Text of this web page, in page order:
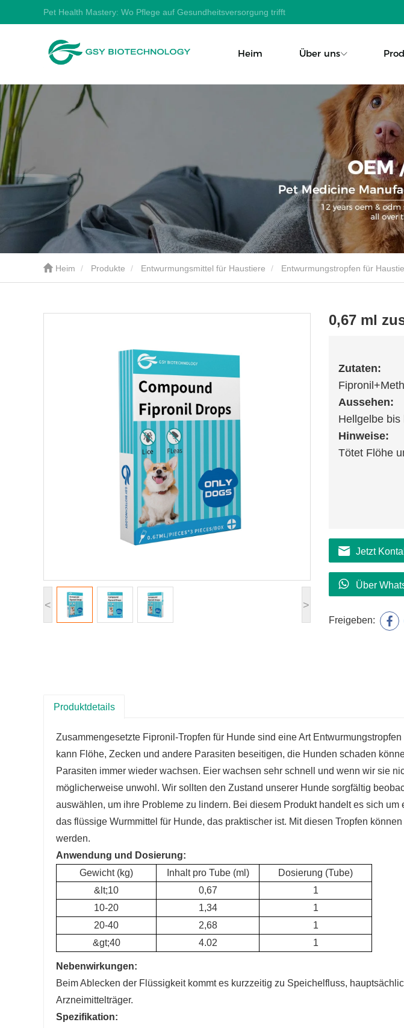
Pet Health Mastery: Wo Pflege auf Gesundheitsversorgung trifft
Heim Über uns
Heim Produkte Entwurmungsmittel für Haustiere Entwurmungstropfen für
< >
0,67 ml
Zutaten:
Aussehen:
Hellgelbe bis
Hinweise:
Tötet Flöhe
Jetzt
Über
Freigeben:
Produktdetails
Zusammengesetzte Fipronil-Tropfen für Hunde sind eine Art
kann Flöhe, Zecken und andere Parasiten beseitigen, die Hunden schaden
Parasiten immer wieder wachsen. Eier wachsen sehr schnell und wenn wir sie
möglicherweise unwohl. Wir sollten den Zustand unserer Hunde sorgfältig
auswählen, um ihre Probleme zu lindern. Bei diesem Produkt handelt es sich um
das flüssige Wurmmittel für Hunde, das praktischer ist. Mit diesen Tropfen
werden.
Anwendung und Dosierung:
Gewicht (kg)
Inhalt pro Tube (ml)
Dosierung (Tube)
&lt;10
0,67
1
10-20
1,34
1
20-40
2,68
1
&gt;40
4.02 1
Nebenwirkungen:
Beim Ablecken der Flüssigkeit kommt es kurzzeitig zu Speichelfluss,
Arzneimittelträger.
Spezifikation: